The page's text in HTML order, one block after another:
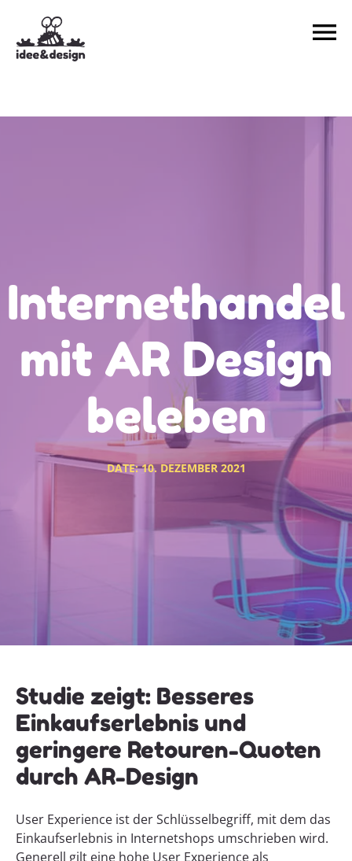
Internethandel
mit AR Design
beleben
DATE:10. DEZEMBER 2021
Studie zeigt: Besseres
Einkaufserlebnis und
geringere Retouren-Quoten
durch AR-Design
User Experience ist der Schlüsselbegriff, mit dem das
Einkaufserlebnis in Internetshops umschrieben wird.
Generell gilt eine hohe User Experience als